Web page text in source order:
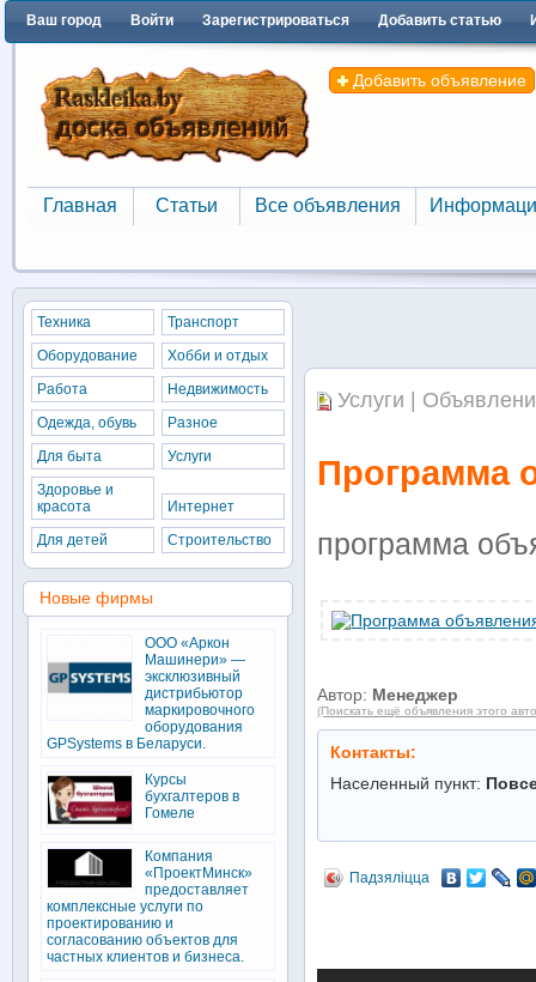
Ваш город Войти Зарегистрироваться Добавить статью
Добавить объявление
Главная
Главная
Статьи
Статьи
Все объявления
Все объявления
Услуги |
Программа
программа
Автор: Менеджер
(Поискать ещё объявления этого
Контакты:
Населенный пункт:
Падзяліцца
Техника
Транспорт
Оборудование
Хобби и отдых
Работа
Недвижимость
Одежда, обувь
Разное
Для быта
Услуги
Здоровье и
красота
Интернет
Для детей
Строительство
Новые фирмы
ООО «Аркон
Машинери» —
эксклюзивный
дистрибьютор
маркировочного
оборудования
GPSystems в Беларуси.
Курсы
бухгалтеров в
Гомеле
Компания
«ПроектМинск»
предоставляет
комплексные услуги по
проектированию и
согласованию объектов для
частных клиентов и бизнеса.